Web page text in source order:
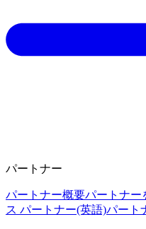
パートナー
パートナー概要パートナー
ス パートナー(英語)パート